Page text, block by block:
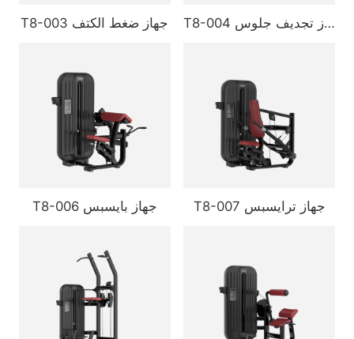
T8-003 جهاز ضغط الكتف T8-004 جهاز تجديف جلوس
T8-006 جهاز بايسبس T8-007 جهاز ترايسبس